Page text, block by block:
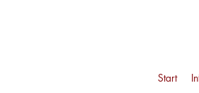
Start